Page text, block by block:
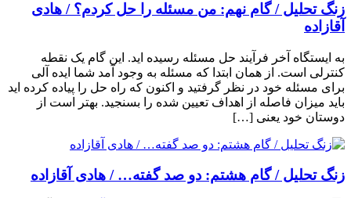
زنگ تحلیل / گام نهم: من مسئله را حل کردم؟ / هادی
آقازاده
به ایستگاه آخر فرآیند حل مسئله رسیده اید. این گام یک نقطه
کنترلی است. از همان ابتدا که مسئله به وجود آمد شما ایده آلی
برای مسئله خود در نظر گرفتید و اکنون که راه حل را پیاده کرده اید
باید میزان فاصله از اهداف تعیین شده را بسنجید. بهتر است از
دوستان خود یعنی […]
زنگ تحلیل / گام هشتم: دو صد گفته… / هادی آقازاده